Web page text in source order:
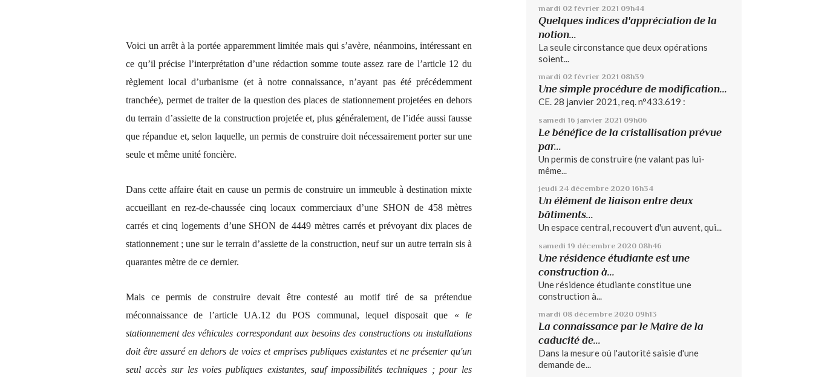
Voici un arrêt à la portée apparemment limitée mais qui s’avère, néanmoins, intéressant en
ce qu’il précise l’interprétation d’une rédaction somme toute assez rare de l’article 12 du
règlement local d’urbanisme (et à notre connaissance, n’ayant pas été précédemment
tranchée), permet de traiter de la question des places de stationnement projetées en dehors
du terrain d’assiette de la construction projetée et, plus généralement, de l’idée aussi fausse
que répandue et, selon laquelle, un permis de construire doit nécessairement porter sur une
seule et même unité foncière.
Dans cette affaire était en cause un permis de construire un immeuble à destination mixte
accueillant en rez-de-chaussée cinq locaux commerciaux d’une SHON de 458 mètres
carrés et cinq logements d’une SHON de 4449 mètres carrés et prévoyant dix places de
stationnement ; une sur le terrain d’assiette de la construction, neuf sur un autre terrain sis à
quarantes mètre de ce dernier.
Mais ce permis de construire devait être contesté au motif tiré de sa prétendue
méconnaissance de l’article UA.12 du POS communal, lequel disposait que « le
stationnement des véhicules correspondant aux besoins des constructions ou installations
doit être assuré en dehors de voies et emprises publiques existantes et ne présenter qu'un
seul accès sur les voies publiques existantes, sauf impossibilités techniques ; pour les
mardi 02 février 2021 09h44
Quelques indices d'appréciation de la
notion...
La seule circonstance que deux opérations
soient...
mardi 02 février 2021 08h39
Une simple procédure de modification...
CE. 28 janvier 2021, req. n°433.619 :
samedi 16 janvier 2021 09h06
Le bénéfice de la cristallisation prévue
par...
Un permis de construire (ne valant pas lui-
même...
jeudi 24 décembre 2020 16h34
Un élément de liaison entre deux
bâtiments...
Un espace central, recouvert d'un auvent, qui...
samedi 19 décembre 2020 08h46
Une résidence étudiante est une
construction à...
Une résidence étudiante constitue une
construction à...
mardi 08 décembre 2020 09h13
La connaissance par le Maire de la
caducité de...
Dans la mesure où l'autorité saisie d'une
demande de...